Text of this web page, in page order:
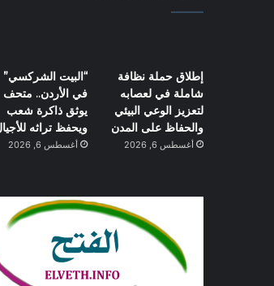
إطلاق حملة نظافة
شاملة في لعصابه
لتعزيز الوعي البيئي
والحفاظ على المدن
أغسطس 6, 2026
“البيت الشركسي”
في الأردن.. متحف
يوثق ذاكرة شعب
ويحفظ تراثه
أغسطس 6, 2026